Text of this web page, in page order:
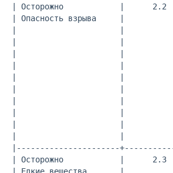
| Осторожно            |      2.2
| Опасность взрыва     |
|                      |               |
|                      |
|                      |
|                      |
|                      |               |
|                      |               |
|                      |
|                      |               |
|                      |               |
|                      |               |
|----------------------
| Осторожно            |      2.3